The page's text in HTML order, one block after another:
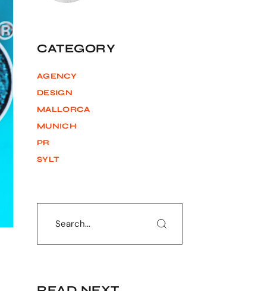
CATEGORY
AGENCY
DESIGN
MALLORCA
MUNICH
PR
SYLT
Search